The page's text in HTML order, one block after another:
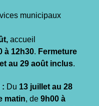
municipaux
accueil
à 12h30. Fermeture
au 29 août inclus.
: Du 13 juillet au 28
matin, de 9h00 à